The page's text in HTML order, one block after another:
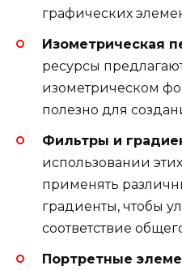
графических
Изометрическая
ресурсы
изометрическом
полезно для
Фильтры и
использовании
применять
градиенты, чтобы
соответствие
Портретные